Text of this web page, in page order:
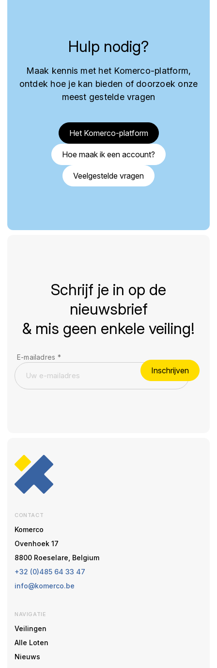
Hulp nodig?
Maak kennis met het Komerco-platform,
ontdek hoe je kan bieden of doorzoek onze
meest gestelde vragen
Het Komerco-platform
Hoe maak ik een account?
Veelgestelde vragen
Schrijf je in op de
nieuwsbrief
& mis geen enkele veiling!
E-mailadres *
Inschrijven
CONTACT
Komerco
Ovenhoek 17
8800 Roeselare, Belgium
+32 (0)485 64 33 47
info@komerco.be
NAVIGATIE
Veilingen
Alle Loten
Nieuws